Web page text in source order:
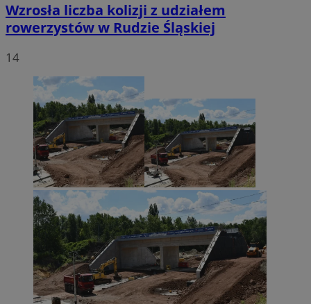
Wzrosła liczba kolizji z udziałem
rowerzystów w Rudzie Śląskiej
14